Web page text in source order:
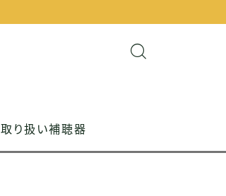
取り扱い補聴器